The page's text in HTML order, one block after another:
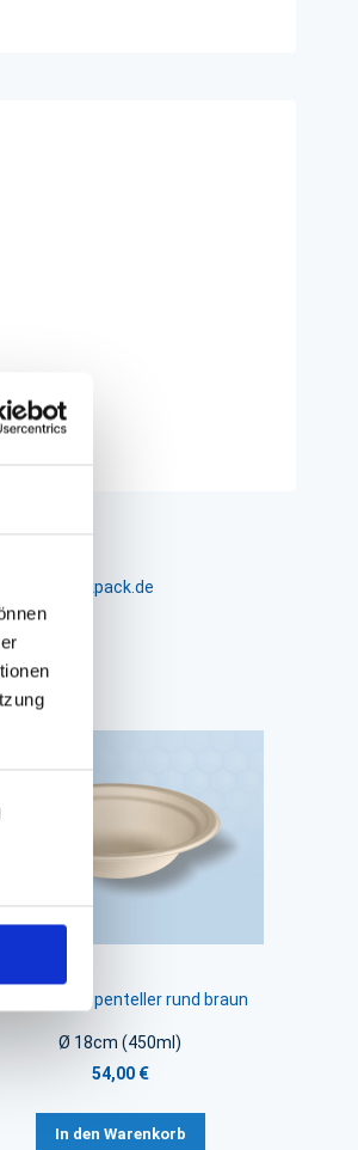
info@packpack.de
Bagasse Suppenteller rund braun
Ø 18cm (450ml)
54,00 €
In den Warenkorb